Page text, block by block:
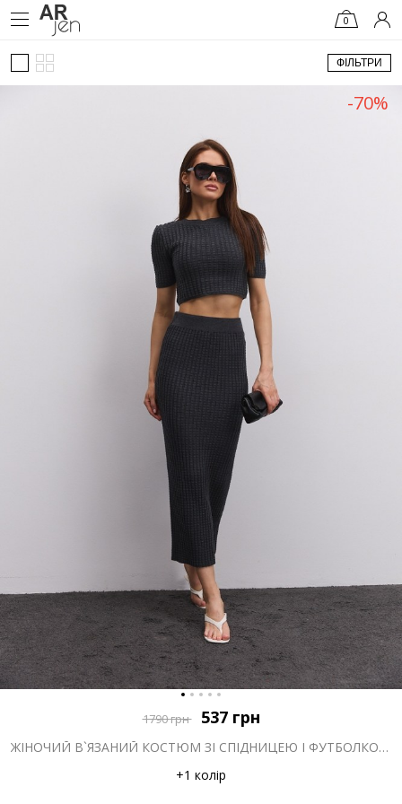
0
ФІЛЬТРИ
-70%
1790грн 537 грн
ЖІНОЧИЙ В`ЯЗАНИЙ КОСТЮМ ЗІ СПІДНИЦЕЮ І ФУТБОЛКОЮ ГРАФІТОВИЙ
+1 колір